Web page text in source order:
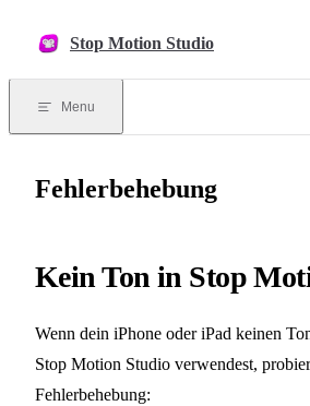
Stop Motion Studio
Menu
Fehlerbehebung
Kein Ton in Stop
Wenn dein iPhone oder iPad keinen
Stop Motion Studio verwendest,
Fehlerbehebung: